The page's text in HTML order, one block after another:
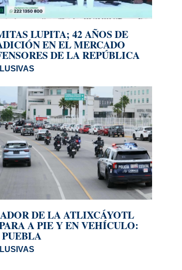
LUPITA; 42 AÑOS DE
EN EL MERCADO
DE LA REPÚBLICA
DE LA ATLIXCÁYOTL
A PIE Y EN VEHÍCULO:
PUEBLA